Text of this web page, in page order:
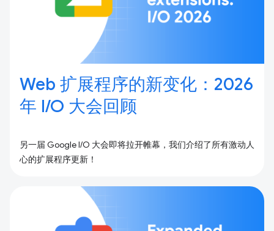
Web 扩展程序的新变化：2026
年 I / O 大会回顾
另一届 Google I/O 大会即将拉开帷幕，我们介绍了所有激动人
心的扩展程序更新！